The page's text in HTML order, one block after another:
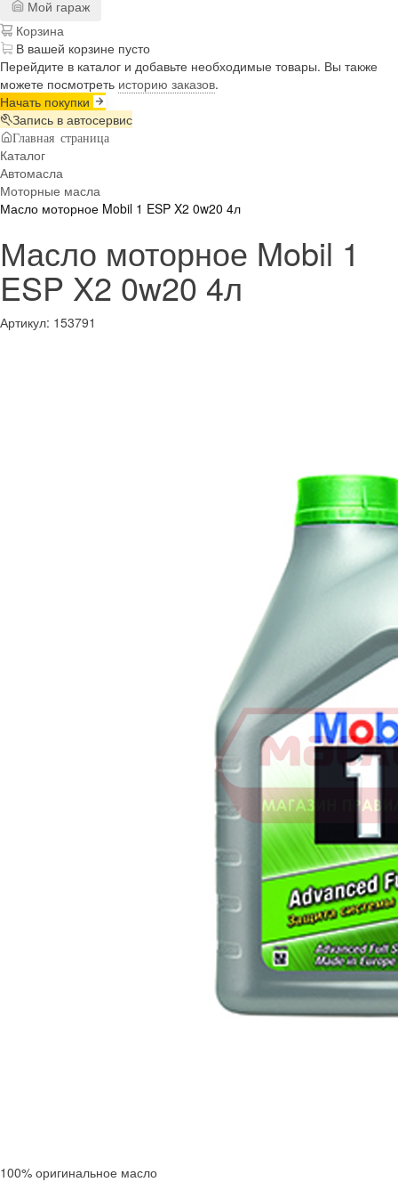
Мой гараж
Корзина
В вашей корзине пусто
Перейдите в каталог и добавьте необходимые товары. Вы также
можете посмотреть историю заказов.
Начать покупки
Запись в автосервис
Главная страница
Каталог
Автомасла
Моторные масла
Масло моторное Mobil 1 ESP X2 0w20 4л
Масло моторное Mobil 1
ESP X2 0w20 4л
Артикул: 153791
100% оригинальное масло